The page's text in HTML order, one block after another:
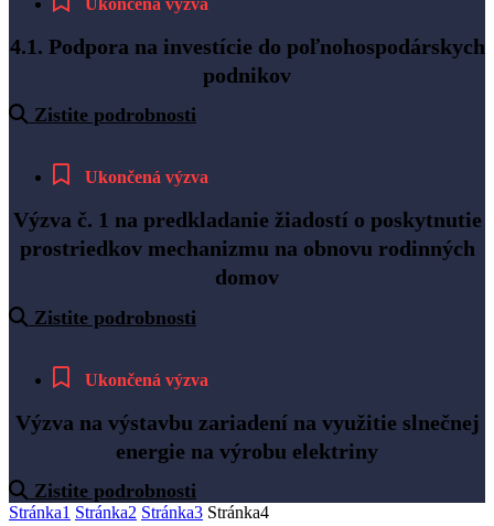
4.1. Podpora na investície do poľnohospodárskych
podnikov
Zistite podrobnosti
Ukončená výzva
Výzva č. 1 na predkladanie žiadostí o poskytnutie
prostriedkov mechanizmu na obnovu rodinných
domov
Zistite podrobnosti
Ukončená výzva
Výzva na výstavbu zariadení na využitie slnečnej
energie na výrobu elektriny
Zistite podrobnosti
Stránka1 Stránka2 Stránka3 Stránka4